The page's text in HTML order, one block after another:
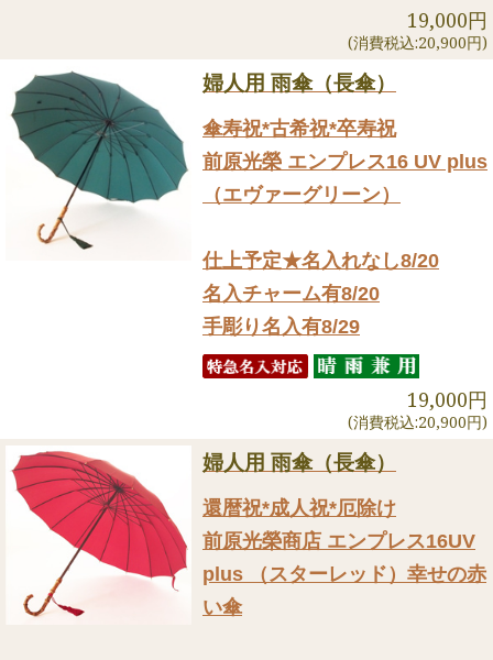
19,000円
(消費税込:20,900円)
婦人用 雨傘（長傘）
傘寿祝*古希祝*卒寿祝
前原光榮 エンプレス16 UV plus
（エヴァーグリーン）
仕上予定★名入れなし8/20
名入チャーム有8/20
手彫り名入有8/29
19,000円
(消費税込:20,900円)
婦人用 雨傘（長傘）
還暦祝*成人祝*厄除け
前原光榮商店 エンプレス16UV
plus （スターレッド）幸せの赤
い傘